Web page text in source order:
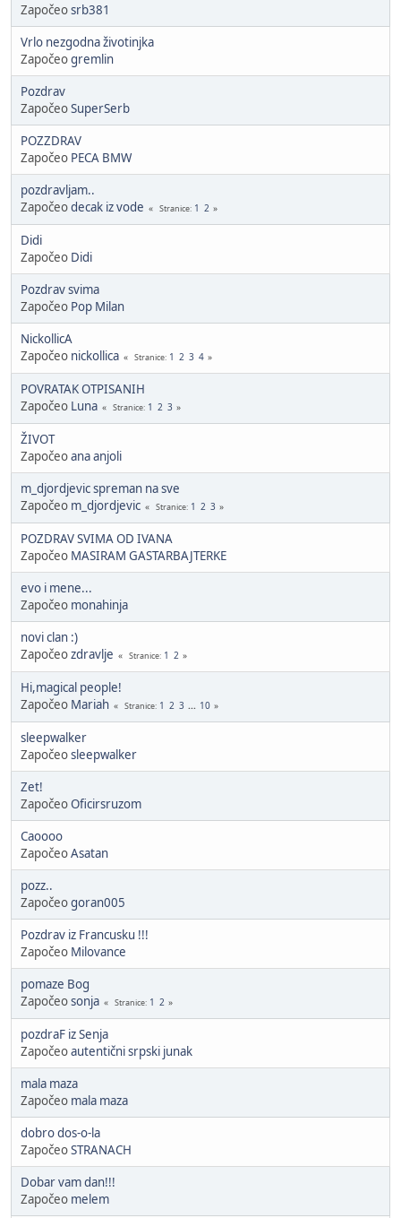
Započeosrb381
Vrlo nezgodna životinjka
Započeogremlin
Pozdrav
ZapočeoSuperSerb
POZZDRAV
Započeo PECA BMW
pozdravljam..
Započeodecak iz vode Stranice 1 2
Didi
Započeo Didi
Pozdrav svima
Započeo Pop Milan
NickollicA
Započeo nickollica Stranice 1 2 3 4
POVRATAK OTPISANIH
Započeo Luna Stranice 1 2 3
ŽIVOT
Započeoana anjoli
m_djordjevic spreman na sve
Započeo m_djordjevic Stranice 1 2 3
POZDRAV SVIMA OD IVANA
Započeo MASIRAM GASTARBAJTERKE
evo i mene...
Započeo monahinja
novi clan :)
Započeozdravlje Stranice 1 2
Hi,magical people!
Započeo Mariah Stranice 1 2 3 ... 10
sleepwalker
Započeosleepwalker
Zet!
ZapočeoOficirsruzom
Caoooo
ZapočeoAsatan
pozz..
Započeogoran005
Pozdrav iz Francusku !!!
Započeo Milovance
pomaze Bog
Započeosonja Stranice 1 2
pozdraF iz Senja
Započeoautentični srpski junak
mala maza
Započeo mala maza
dobro dos-o-la
ZapočeoSTRANACH
Dobar vam dan!!!
Započeo melem